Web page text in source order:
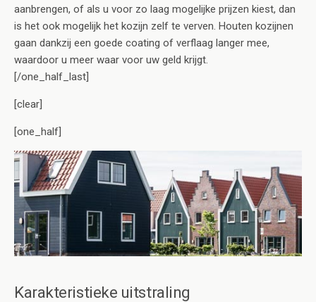
aanbrengen, of als u voor zo laag mogelijke prijzen kiest, dan
is het ook mogelijk het kozijn zelf te verven. Houten kozijnen
gaan dankzij een goede coating of verflaag langer mee,
waardoor u meer waar voor uw geld krijgt.
[/one_half_last]
[clear]
[one_half]
Karakteristieke uitstraling